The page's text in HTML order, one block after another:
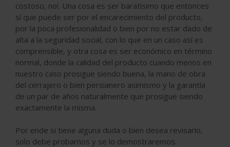
costoso, no!. Una cosa es ser baratísimo que entonces
sí que puede ser por el encarecimiento del producto,
por la poca profesionalidad o bien por no estar dado de
alta a la seguridad social, con lo que en un caso así es
comprensible, y otra cosa es ser económico en término
normal, donde la calidad del producto cuando menos en
nuestro caso prosigue siendo buena, la mano de obra
del cerrajero o bien persianero asimismo y la garantía
de un par de años naturalmente que prosigue siendo
exactamente la misma.
Por ende si tiene alguna duda o bien desea revisarlo,
solo debe probarnos y se lo demostraremos.